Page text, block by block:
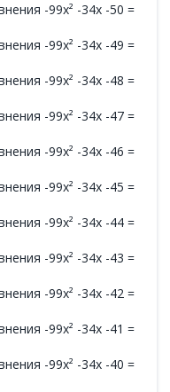
-99x² -34x -50 =
-99x² -34x -49 =
-99x² -34x -48 =
-99x² -34x -47 =
-99x² -34x -46 =
-99x² -34x -45 =
-99x² -34x -44 =
-99x² -34x -43 =
-99x² -34x -42 =
-99x² -34x -41 =
-99x² -34x -40 =